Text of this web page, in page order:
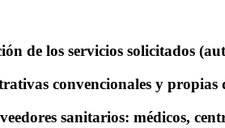
de los servicios solicitados
convencionales y
sanitarios: médicos,